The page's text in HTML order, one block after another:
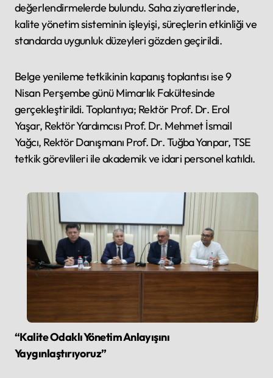
değerlendirmelerde bulundu. Saha ziyaretlerinde,
kalite yönetim sisteminin işleyişi, süreçlerin etkinliği ve
standarda uygunluk düzeyleri gözden geçirildi.
Belge yenileme tetkikinin kapanış toplantısı ise 9
Nisan Perşembe günü Mimarlık Fakültesinde
gerçekleştirildi. Toplantıya; Rektör Prof. Dr. Erol
Yaşar, Rektör Yardımcısı Prof. Dr. Mehmet İsmail
Yağcı, Rektör Danışmanı Prof. Dr. Tuğba Yanpar, TSE
tetkik görevlileri ile akademik ve idari personel katıldı.
“Kalite Odaklı Yönetim Anlayışını
Yaygınlaştırıyoruz”